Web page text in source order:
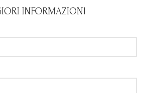
INFORMAZIONI